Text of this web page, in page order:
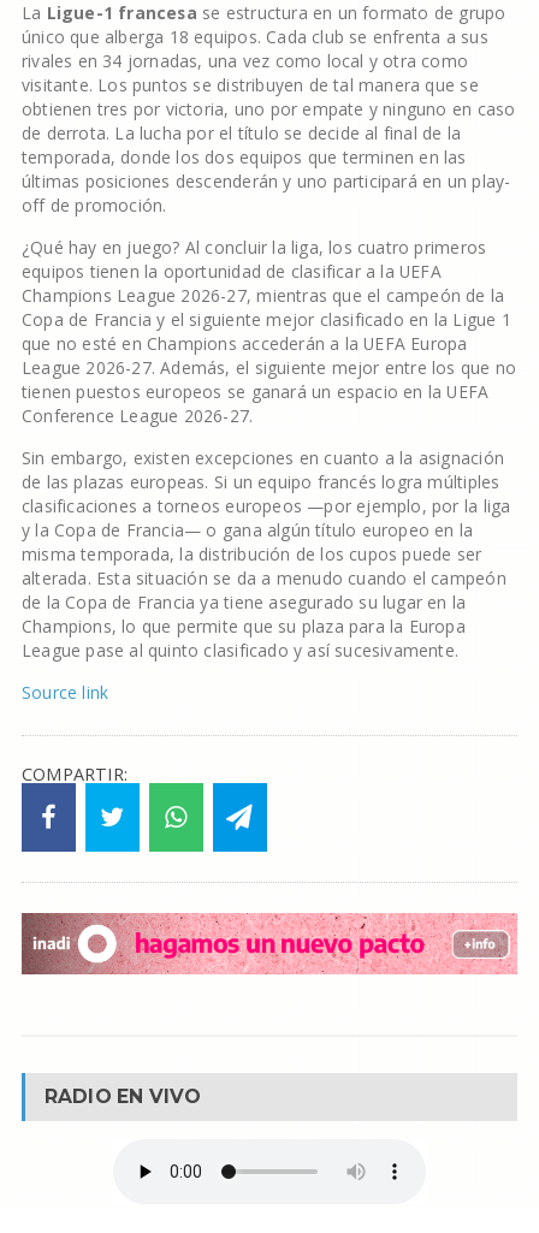
La Ligue-1 francesa se estructura en un formato de grupo
único que alberga 18 equipos. Cada club se enfrenta a sus
rivales en 34 jornadas, una vez como local y otra como
visitante. Los puntos se distribuyen de tal manera que se
obtienen tres por victoria, uno por empate y ninguno en caso
de derrota. La lucha por el título se decide al final de la
temporada, donde los dos equipos que terminen en las
últimas posiciones descenderán y uno participará en un play-
off de promoción.
¿Qué hay en juego? Al concluir la liga, los cuatro primeros
equipos tienen la oportunidad de clasificar a la UEFA
Champions League 2026-27, mientras que el campeón de la
Copa de Francia y el siguiente mejor clasificado en la Ligue 1
que no esté en Champions accederán a la UEFA Europa
League 2026-27. Además, el siguiente mejor entre los que no
tienen puestos europeos se ganará un espacio en la UEFA
Conference League 2026-27.
Sin embargo, existen excepciones en cuanto a la asignación
de las plazas europeas. Si un equipo francés logra múltiples
clasificaciones a torneos europeos —por ejemplo, por la liga
y la Copa de Francia— o gana algún título europeo en la
misma temporada, la distribución de los cupos puede ser
alterada. Esta situación se da a menudo cuando el campeón
de la Copa de Francia ya tiene asegurado su lugar en la
Champions, lo que permite que su plaza para la Europa
League pase al quinto clasificado y así sucesivamente.
Source link
COMPARTIR:
RADIO EN VIVO